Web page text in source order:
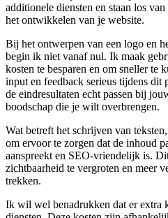
additionele diensten en staan los
het ontwikkelen van je website.
Bij het ontwerpen van een logo en
begin ik niet vanaf nul. Ik maak
kosten te besparen en om sneller te
input en feedback serieus tijdens dit
de eindresultaten echt passen bij
boodschap die je wilt overbrengen.
Wat betreft het schrijven van
om ervoor te zorgen dat de inhoud
aanspreekt en SEO-vriendelijk is.
zichtbaarheid te vergroten en meer
trekken.
Ik wil wel benadrukken dat er extra